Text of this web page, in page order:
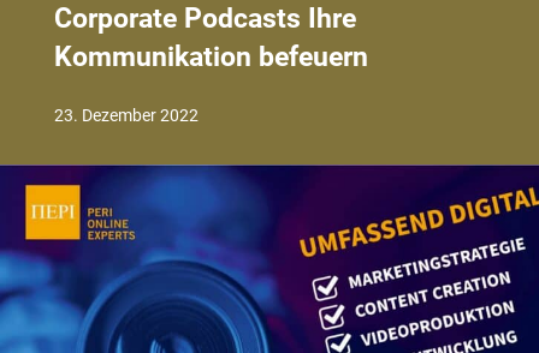
Corporate Podcasts Ihre
Kommunikation befeuern
23. Dezember 2022